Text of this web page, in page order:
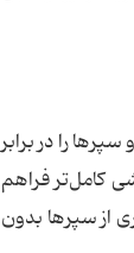
را در برابر
کامل‌تر فراهم
از سپرها بدون